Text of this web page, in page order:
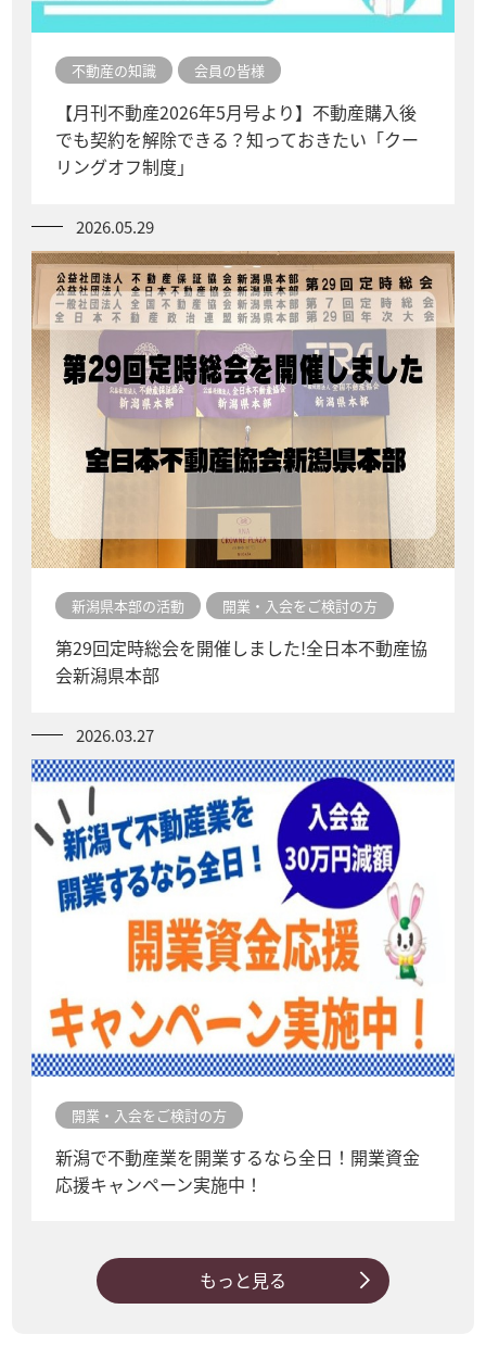
不動産の知識 会員の皆様
【月刊不動産2026年5月号より】不動産購入後
でも契約を解除できる？知っておきたい「クー
リングオフ制度」
2026.05.29
新潟県本部の活動 開業・入会をご検討の方
第29回定時総会を開催しました!全日本不動産協
会新潟県本部
2026.03.27
開業・入会をご検討の方
新潟で不動産業を開業するなら全日！開業資金
応援キャンペーン実施中！
もっと見る